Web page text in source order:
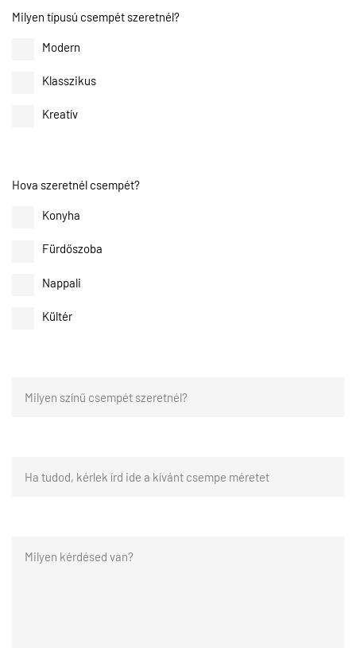
Milyen típusú csempét szeretnél?
Modern
Klasszikus
Kreatív
Hova szeretnél csempét?
Konyha
Fürdőszoba
Nappali
Kültér